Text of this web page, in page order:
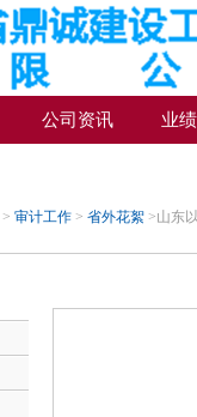
公司资讯 业
> 审计工作 > 省外花絮 >山东